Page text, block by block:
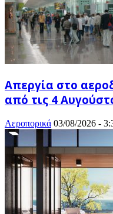
Απεργία στο
από τις 4
Αεροπορικά 03/08/2026 -